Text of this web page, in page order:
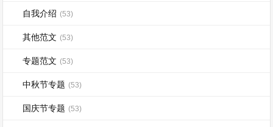
自我介绍 (53)
其他范文 (53)
专题范文 (53)
中秋节专题 (53)
国庆节专题 (53)